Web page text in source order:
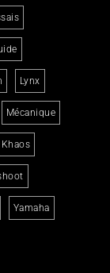
Lynx
Mécanique
Khaos
Yamaha